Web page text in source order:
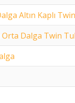
Altın Kaplı
Orta Dalga Twin